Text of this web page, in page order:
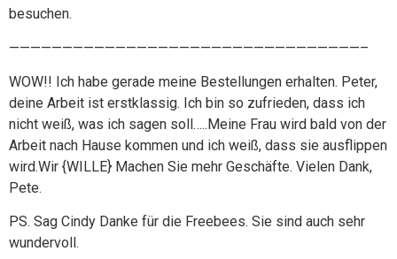
besuchen.
—————————————————————————————————–
WOW!! Ich habe gerade meine Bestellungen erhalten. Peter,
deine Arbeit ist erstklassig. Ich bin so zufrieden, dass ich
nicht weiß, was ich sagen soll…..Meine Frau wird bald von der
Arbeit nach Hause kommen und ich weiß, dass sie ausflippen
wird.Wir {WILLE} Machen Sie mehr Geschäfte. Vielen Dank,
Pete.
PS. Sag Cindy Danke für die Freebees. Sie sind auch sehr
wundervoll.